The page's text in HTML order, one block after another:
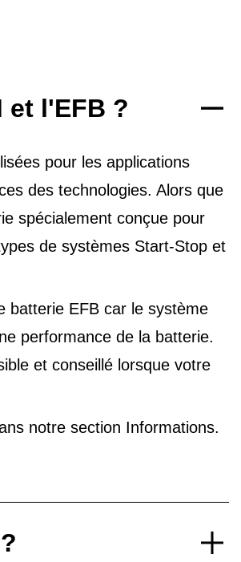
et l'EFB ?
pour les applications
des technologies. Alors que
spécialement conçue pour
de systèmes Start-Stop et
batterie EFB car le système
performance de la batterie.
et conseillé lorsque votre
notre section Informations.